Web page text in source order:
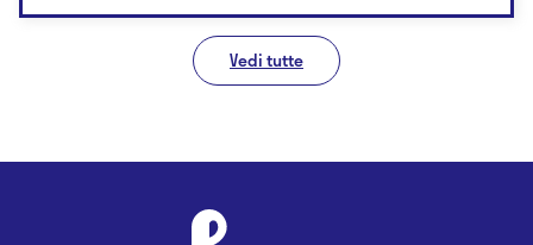
Vedi tutte